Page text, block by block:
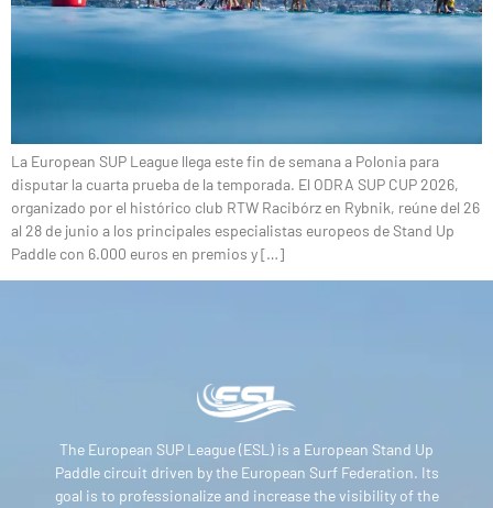
La European SUP League llega este fin de semana a Polonia para
disputar la cuarta prueba de la temporada. El ODRA SUP CUP 2026,
organizado por el histórico club RTW Racibórz en Rybnik, reúne del 26
al 28 de junio a los principales especialistas europeos de Stand Up
Paddle con 6.000 euros en premios y […]
The European SUP League (ESL) is a European Stand Up
Paddle circuit driven by the European Surf Federation. Its
goal is to professionalize and increase the visibility of the